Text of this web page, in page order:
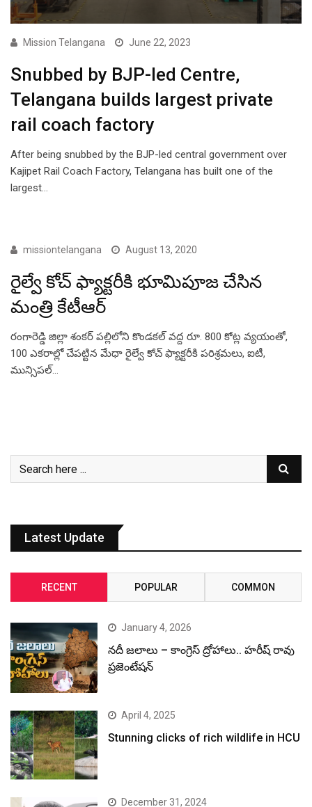
Mission Telangana June 22, 2023
Snubbed by BJP-led Centre,
Telangana builds largest private
rail coach factory
After being snubbed by the BJP-led central government over
Kajipet Rail Coach Factory, Telangana has built one of the
largest…
FEATURED TELUGU
missiontelangana August 13, 2020
రైల్వే కోచ్ ఫ్యాక్టరీకి భూమిపూజ చేసిన
మంత్రి కేటీఆర్
రంగారెడ్డి జిల్లా శంకర్ పల్లిలోని కొండకల్ వద్ద రూ. 800 కోట్ల వ్యయంతో,
100 ఎకరాల్లో చేపట్టిన మేధా రైల్వే కోచ్ ఫ్యాక్టరీకి పరిశ్రమలు, ఐటీ,
మున్సిపల్…
Latest Update
RECENT POPULAR COMMON
January 4, 2026
నదీ జలాలు – కాంగ్రెస్ ద్రోహాలు.. హరీష్ రావు
ప్రజెంటేషన్
April 4, 2025
Stunning clicks of rich wildlife in HCU
December 31, 2024